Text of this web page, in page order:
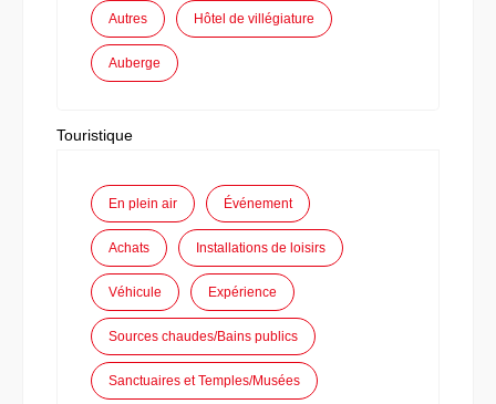
Autres Hôtel de villégiature
Auberge
Touristique
En plein air Événement
Achats Installations de loisirs
Véhicule Expérience
Sources chaudes/Bains publics
Sanctuaires et Temples/Musées